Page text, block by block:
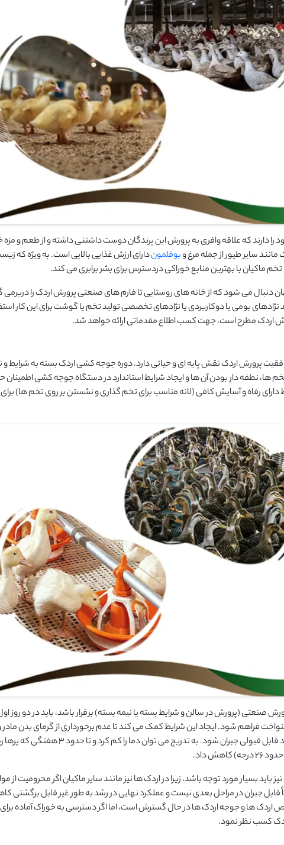
را دارند که علاقه وافری به پرورش این پرندگان دوست داشتنی داشته و از طعم و
سایر طیور از جمله مرغ وبوقلموندارای ارزش غذایی بالایی است. به ویژه که
می شود که از خانه های روستایی تا فارم های صنعتی پرورش اردک را دربرمی
بومی یا دوکاربردی یا نژادهای تخصصی تولید تخم یا گوشت برای این کار
اردک مطرح است، جهت کسب اطلاع مقدماتی ارائه خواهد شد.
پرورش اردک نقش پایه ای و حیاتی دارد. دوره جوجه کشی اردک بسته به شرایط و
تخم ها، نطفه دار بودن آن ها و ایجاد شرایط استاندارد در دستگاه جوجه کشی
رفاه و آسایش کافی (لانه مناسب برای تخم گذاری و نشستن بر روی تخم ها)
صنعتی (پرورش در سالن و شرایط بسته یا نیمه بسته) برقرار باشد، باید در دو روز
یکنواخت فراهم شود. ایجاد این شرایط کمک می کند تا عدم برخورداری از گرمای بدن
توانی جوجه های یک روزه در حفظ دمای مناسب بدن تا حد قابل قبولی جبران شود. به تدریج می توان دما را کم کرد و
بسیار مورد توجه باشد، زیرا در اردک ها نیز مانند سایر ماکیان اگر محرومیت از
قابل جبران در مراحل بعدی نیست و عملکرد نهایی در رشد به طور غیر قابل برگشتی
اردک ها و جوجه اردک ها در حال گسترش است، اما اگر دسترسی به خوراک آماده
کسب نظر نمود.